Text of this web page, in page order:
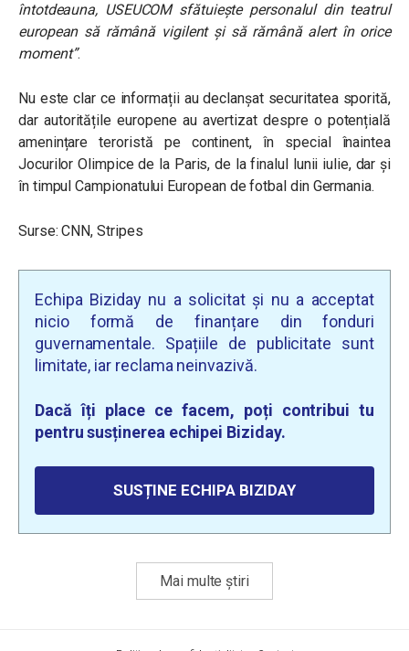
întotdeauna, USEUCOM sfătuiește personalul din teatrul
european să rămână vigilent și să rămână alert în orice
moment”.
Nu este clar ce informații au declanșat securitatea sporită,
dar autoritățile europene au avertizat despre o potențială
amenințare teroristă pe continent, în special înaintea
Jocurilor Olimpice de la Paris, de la finalul lunii iulie, dar și
în timpul Campionatului European de fotbal din Germania.
Surse: CNN, Stripes
Echipa Biziday nu a solicitat și nu a acceptat
nicio formă de finanțare din fonduri
guvernamentale. Spațiile de publicitate sunt
limitate, iar reclama neinvazivă.
Dacă îți place ce facem, poți contribui tu
pentru susținerea echipei Biziday.
SUSȚINE ECHIPA BIZIDAY
Mai multe știri